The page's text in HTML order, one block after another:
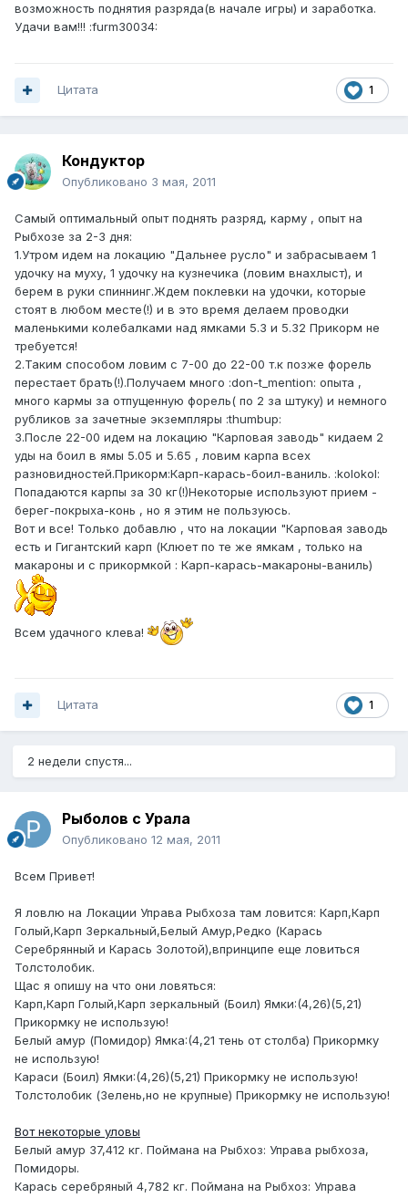
возможность поднятия разряда(в начале игры) и заработка.
Удачи вам!!! :furm30034:
1
Цитата
Кондуктор
Опубликовано 3 мая, 2011
Самый оптимальный опыт поднять разряд, карму , опыт на
Рыбхозе за 2-3 дня:
1.Утром идем на локацию "Дальнее русло" и забрасываем 1
удочку на муху, 1 удочку на кузнечика (ловим внахлыст), и
берем в руки спиннинг.Ждем поклевки на удочки, которые
стоят в любом месте(!) и в это время делаем проводки
маленькими колебалками над ямками 5.3 и 5.32 Прикорм не
требуется!
2.Таким способом ловим с 7-00 до 22-00 т.к позже форель
перестает брать(!).Получаем много :don-t_mention: опыта ,
много кармы за отпущенную форель( по 2 за штуку) и немного
рубликов за зачетные экземпляры :thumbup:
3.После 22-00 идем на локацию "Карповая заводь" кидаем 2
уды на боил в ямы 5.05 и 5.65 , ловим карпа всех
разновидностей.Прикорм:Карп-карась-боил-ваниль. :kolokol:
Попадаются карпы за 30 кг(!)Некоторые используют прием -
берег-покрыха-конь , но я этим не пользуюсь.
Вот и все! Только добавлю , что на локации "Карповая заводь
есть и Гигантский карп (Клюет по те же ямкам , только на
макароны и с прикормкой : Карп-карась-макароны-ваниль)
Всем удачного клева!
1
Цитата
2 недели спустя...
Рыболов с Урала
Опубликовано 12 мая, 2011
Всем Привет!
Я ловлю на Локации Управа Рыбхоза там ловится: Карп,Карп
Голый,Карп Зеркальный,Белый Амур,Редко (Карась
Серебрянный и Карась Золотой),впринципе еще ловиться
Толстолобик.
Щас я опишу на что они ловяться:
Карп,Карп Голый,Карп зеркальный (Боил) Ямки:(4,26)(5,21)
Прикормку не использую!
Белый амур (Помидор) Ямка:(4,21 тень от столба) Прикормку
не использую!
Караси (Боил) Ямки:(4,26)(5,21) Прикормку не использую!
Толстолобик (Зелень,но не крупные) Прикормку не использую!
Вот некоторые уловы
Белый амур 37,412 кг. Поймана на Рыбхоз: Управа рыбхоза,
Помидоры.
Карась серебряный 4,782 кг. Поймана на Рыбхоз: Управа